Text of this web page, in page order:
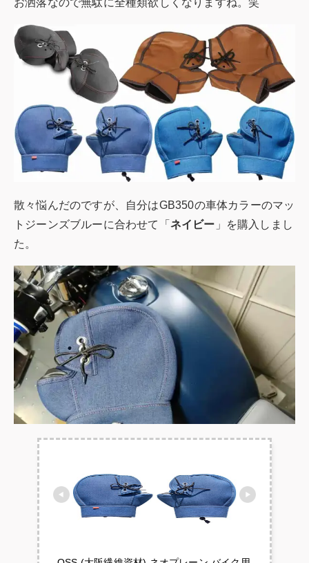
お洒落なので無駄に全種類欲しくなりますね。笑
散々悩んだのですが、自分はGB350の車体カラーのマッ
トジーンズブルーに合わせて「 ネイビー 」を購入しまし
た。